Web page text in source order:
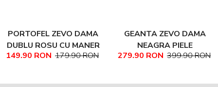
PORTOFEL ZEVO DAMA
DUBLU ROSU CU MANER
PIELE NATURALA
149.90 RON 179.90 RON
GEANTA ZEVO DAMA
NEAGRA PIELE
NATURALA TEXTURATA
279.90 RON 399.90 RON